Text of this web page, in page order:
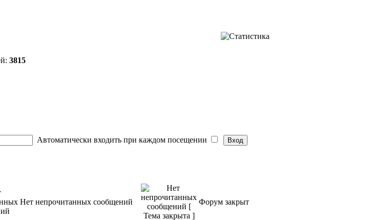
3815
Автоматически входить при каждом посещении
Нет непрочитанных сообщений Форум закрыт